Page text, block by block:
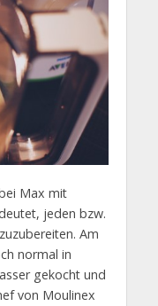
Max mit
jeden bzw.
Am
normal in
gekocht und
von Moulinex